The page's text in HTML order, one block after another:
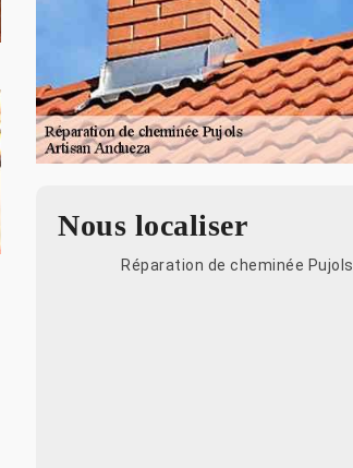
Nous localiser
Réparation de cheminée Pujols